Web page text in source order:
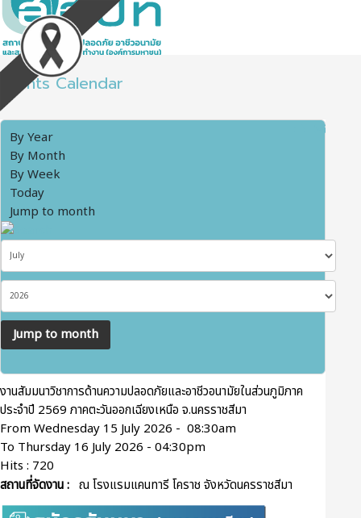
Events Calendar
By Year
By Month
By Week
Today
Jump to month
Jump to month
งานสัมมนาวิชาการด้านความปลอดภัยและอาชีวอนามัยในส่วนภูมิภาค
ประจำปี 2569 ภาคตะวันออกเฉียงเหนือ จ.นครราชสีมา
From Wednesday 15 July 2026 - 08:30am
To Thursday 16 July 2026 - 04:30pm
Hits : 720
สถานที่จัดงาน : ณ โรงแรมแคนทารี โคราช จังหวัดนครราชสีมา